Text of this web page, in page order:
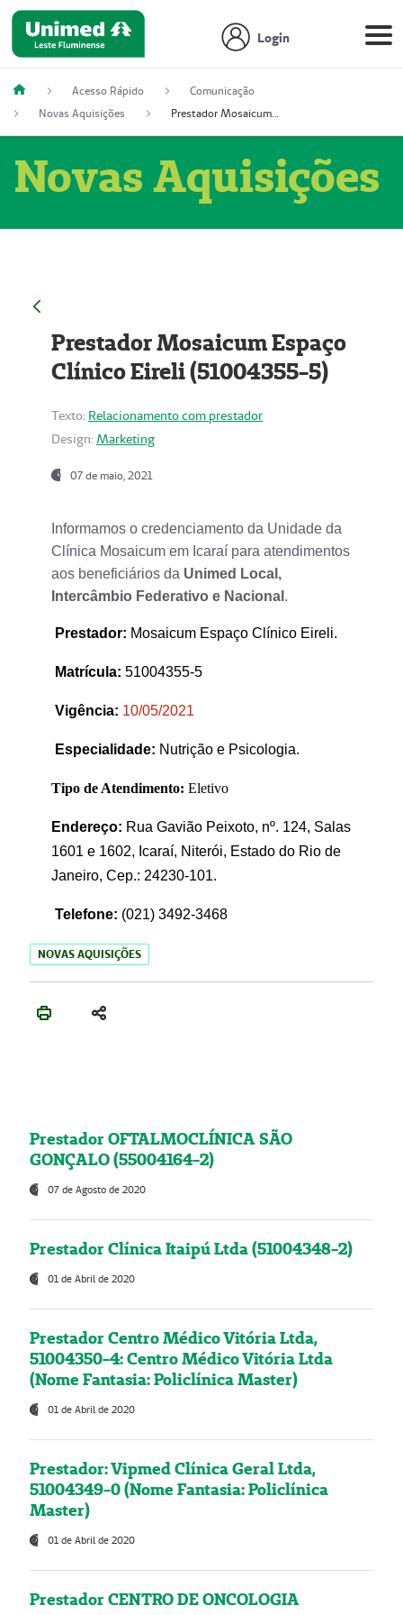
Login
Acesso Rápido
Comunicação
Novas Aquisições
Prestador Mosaicum Espaço Clínico Eireli (51004355-5)
Novas Aquisições
Prestador Mosaicum Espaço
Clínico Eireli (51004355-5)
Texto: Relacionamento com prestador
Design: Marketing
07 de maio, 2021
Informamos o credenciamento da Unidade da
Clínica Mosaicum em Icaraí para atendimentos
aos beneficiários da Unimed Local,
Intercâmbio Federativo e Nacional .
Prestador: Mosaicum Espaço Clínico Eireli.
Matrícula: 51004355-5
Vigência: 10/05/2021
Especialidade: Nutrição e Psicologia.
Tipo de Atendimento: Eletivo
Endereço: Rua Gavião Peixoto, nº. 124, Salas
1601 e 1602, Icaraí, Niterói, Estado do Rio de
Janeiro, Cep.: 24230-101.
Telefone: (021) 3492-3468
NOVAS AQUISIÇÕES
Prestador OFTALMOCLÍNICA SÃO
GONÇALO (55004164-2)
07 de Agosto de 2020
Prestador Clínica Itaipú Ltda (51004348-2)
01 de Abril de 2020
Prestador Centro Médico Vitória Ltda,
51004350-4: Centro Médico Vitória Ltda
(Nome Fantasia: Policlínica Master)
01 de Abril de 2020
Prestador: Vipmed Clínica Geral Ltda,
51004349-0 (Nome Fantasia: Policlínica
Master)
01 de Abril de 2020
Prestador CENTRO DE ONCOLOGIA